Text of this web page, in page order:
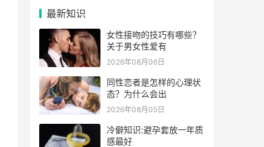
最新知识
女性接吻的技巧有哪些？
关于男女性爱有
2026年08月06日
同性恋者是怎样的心理状
态？为什么会出
2026年08月05日
冷僻知识:避孕套放一年质
感最好